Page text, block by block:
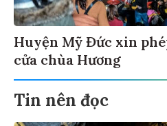
Huyện Mỹ Đức xin
cửa chùa Hương
Tin nên đọc